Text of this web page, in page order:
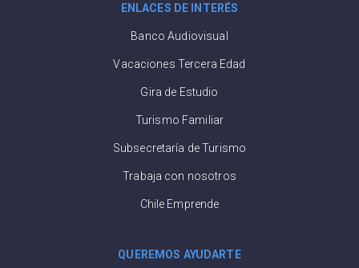
ENLACES DE INTERÉS
Banco Audiovisual
Vacaciones Tercera Edad
Gira de Estudio
Turismo Familiar
Subsecretaría de Turismo
Trabaja con nosotros
Chile Emprende
QUEREMOS AYUDARTE